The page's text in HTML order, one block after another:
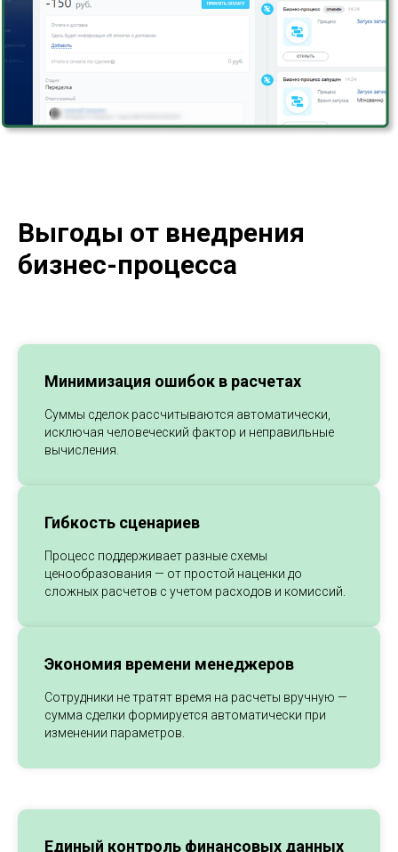
Выгоды от внедрения
бизнес-процесса
Минимизация ошибок в расчетах
Суммы сделок рассчитываются автоматически,
исключая человеческий фактор и неправильные
вычисления.
Гибкость сценариев
Процесс поддерживает разные схемы
ценообразования — от простой наценки до
сложных расчетов с учетом расходов и комиссий.
Экономия времени менеджеров
Сотрудники не тратят время на расчеты вручную —
сумма сделки формируется автоматически при
изменении параметров.
Единый контроль финансовых данных